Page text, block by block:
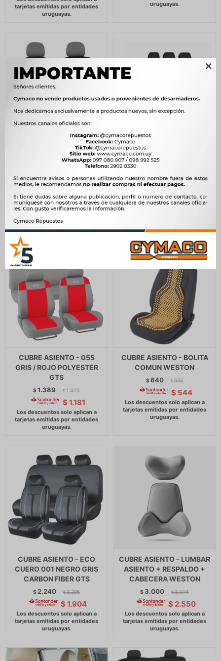

CUBRE ASIENTO - JGO.
PARA BUTACAS
DELANTERAS POLYESTER
WESTON
1.322
$1.124
CUBRE ASIENTO - GTS 001
NEGRO / AZUL GTS
$997
CUBRE ASIENTO - 055
GRIS / ROJO POLYESTER
GTS
$1.389 $ 1.423
$ 1.181
CUBRE ASIENTO - BOLITA
COMUN WESTON
$640 $ 656
$ 544
CUBRE ASIENTO - ECO
CUERO 001 NEGRO GRIS
CARBON FIBER GTS
$ 2.240 $ 2.295
$ 1.904
CUBRE ASIENTO - LUMBAR
ASIENTO + RESPALDO +
CABECERA WESTON
$ 3.000 $ 3.074
$ 2.550